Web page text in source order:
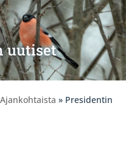
uutiset
Ajankohtaista » Presidentin